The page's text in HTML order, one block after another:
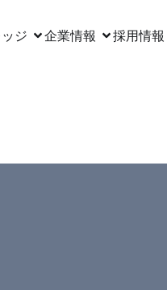
ジ 企業情報 採用情報